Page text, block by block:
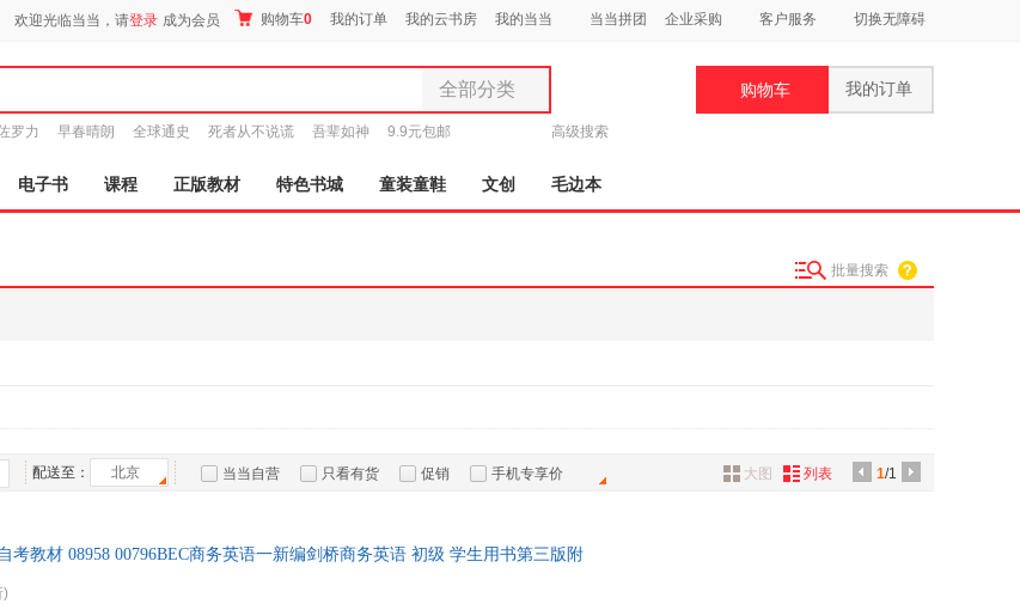
欢迎光临当当，请登录 成为会员 购物车0 我的订单 我的云书房 我的当当 当当拼团 企业采购 客户服务 切换无障碍
全部分类
全部分类
图书
电子书
家具装饰
箱包皮具
罗力 早春晴朗 全球通史 死者从不说谎 吾辈如神 9.9元包邮 高级搜索
购物车 我的订单
电子书 课程 正版教材 特色书城 童装童鞋 文创 毛边本
批量搜索
配送至： 北京 当当自营 只看有货 促销 手机专享价 1/1
大图 列表
考教材 08958 00796BEC商务英语一新编剑桥商务英语 初级 学生用书第三版附
)